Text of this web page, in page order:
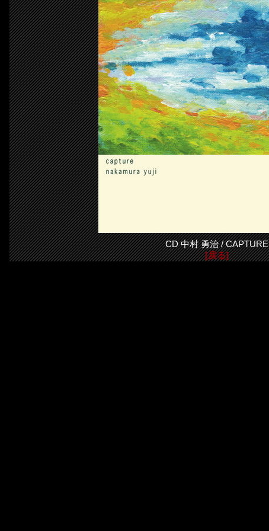
CD 中村 勇治 / CAPTURE
[戻る]